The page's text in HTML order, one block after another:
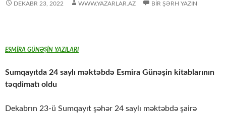
DEKABR 23, 2022 WWW.YAZARLAR.AZ BIR ŞƏRH YAZIN
ESMİRA GÜNƏŞİN YAZILARI
Sumqayıtda 24 saylı məktəbdə Esmira Günəşin kitablarının
təqdimatı oldu
Dekabrın 23-ü Sumqayıt şəhər 24 saylı məktəbdə şairə